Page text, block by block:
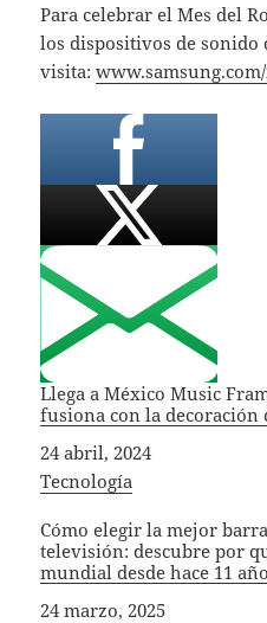
Para celebrar el Mes del
los dispositivos de sonido
visita:
Llega a México Music
fusiona con la decoración
Fecha
24 abril, 2024
In relation to
Tecnología
Cómo elegir la mejor
televisión: descubre por
mundial desde hace 11
Fecha
24 marzo, 2025